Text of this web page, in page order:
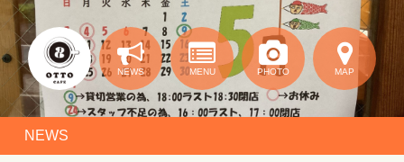
NEWS MENU PHOTO MAP
NEWS